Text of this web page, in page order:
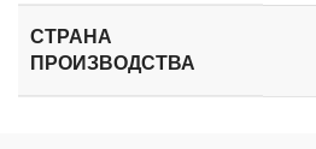
СТРАНА
ПРОИЗВОДСТВА